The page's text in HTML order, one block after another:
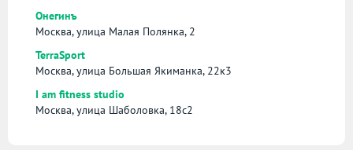
Онегинъ
Москва, улица Малая Полянка, 2
TerraSport
Москва, улица Большая Якиманка, 22к3
I am fitness studio
Москва, улица Шаболовка, 18с2